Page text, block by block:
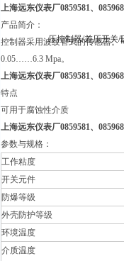
上海远东仪表厂0859581、
产品简介：
控制器采用波纹管式的传感器
0.05……6.3 Mpa。
上海远东仪表厂0859581、
特点
可用于腐蚀性介质
上海远东仪表厂0859581、
参数与规格：
工作粘度
开关元件
防爆等级
外壳防护等级
环境温度
介质温度